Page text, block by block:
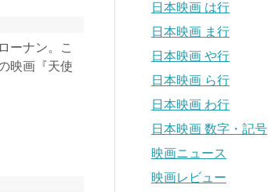
ーナン。こ
映画『天使
日本映画 は行
日本映画 ま行
日本映画 や行
日本映画 ら行
日本映画 わ行
日本映画 数字・記号
映画ニュース
映画レビュー